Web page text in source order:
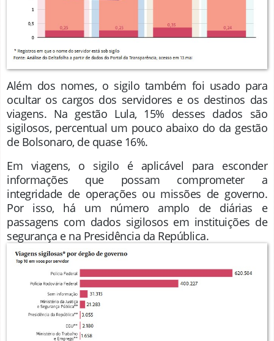
Além dos nomes, o sigilo também foi usado para
ocultar os cargos dos servidores e os destinos das
viagens. Na gestão Lula, 15% desses dados são
sigilosos, percentual um pouco abaixo do da gestão
de Bolsonaro, de quase 16%.
Em viagens, o sigilo é aplicável para esconder
informações que possam comprometer a
integridade de operações ou missões de governo.
Por isso, há um número amplo de diárias e
passagens com dados sigilosos em instituições de
segurança e na Presidência da República.